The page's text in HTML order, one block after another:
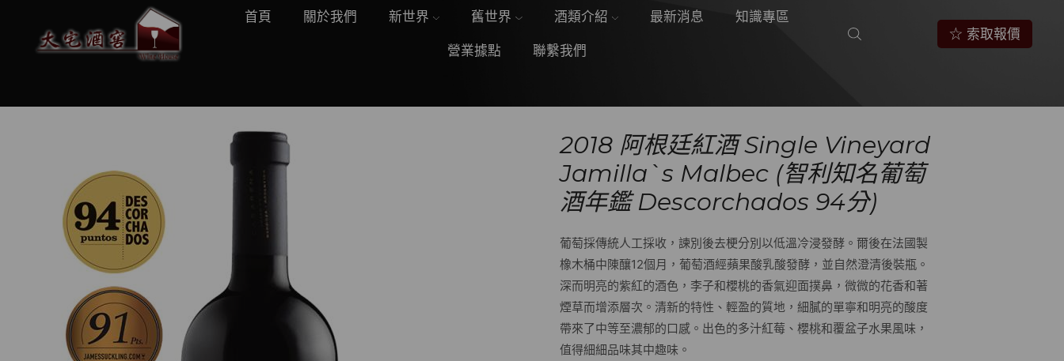
首頁 關於我們 新世界 舊世界 酒類介紹 最新消息 知識專區
營業據點 聯繫我們
☆ 索取報價
2018 阿根廷紅酒 Single Vineyard
Jamilla`s Malbec (智利知名葡萄
酒年鑑 Descorchados 94分)
葡萄採傳統人工採收，諫別後去梗分別以低溫冷浸發酵。爾後在法國製
橡木桶中陳釀12個月，葡萄酒經蘋果酸乳酸發酵，並自然澄清後裝瓶。
深而明亮的紫紅的酒色，李子和櫻桃的香氣迎面撲鼻，微微的花香和著
煙草而增添層次。清新的特性、輕盈的質地，細膩的單寧和明亮的酸度
帶來了中等至濃郁的口感。出色的多汁紅莓、櫻桃和覆盆子水果風味，
值得細細品味其中趣味。